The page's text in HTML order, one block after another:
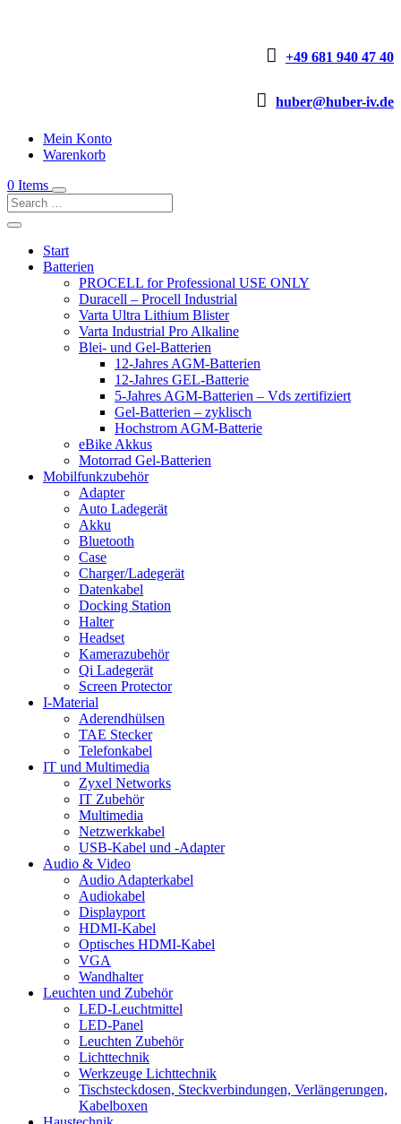
 +49 681 940 47 40
 huber@huber-iv.de
Mein Konto
Warenkorb
0 Items
Start
Batterien
PROCELL for Professional USE ONLY
Duracell – Procell Industrial
Varta Ultra Lithium Blister
Varta Industrial Pro Alkaline
Blei- und Gel-Batterien
12-Jahres AGM-Batterien
12-Jahres GEL-Batterie
5-Jahres AGM-Batterien – Vds zertifiziert
Gel-Batterien – zyklisch
Hochstrom AGM-Batterie
eBike Akkus
Motorrad Gel-Batterien
Mobilfunkzubehör
Adapter
Auto Ladegerät
Akku
Bluetooth
Case
Charger/Ladegerät
Datenkabel
Docking Station
Halter
Headset
Kamerazubehör
Qi Ladegerät
Screen Protector
I-Material
Aderendhülsen
TAE Stecker
Telefonkabel
IT und Multimedia
Zyxel Networks
IT Zubehör
Multimedia
Netzwerkkabel
USB-Kabel und -Adapter
Audio & Video
Audio Adapterkabel
Audiokabel
Displayport
HDMI-Kabel
Optisches HDMI-Kabel
VGA
Wandhalter
Leuchten und Zubehör
LED-Leuchtmittel
LED-Panel
Leuchten Zubehör
Lichttechnik
Werkzeuge Lichttechnik
Tischsteckdosen, Steckverbindungen, Verlängerungen,
Kabelboxen